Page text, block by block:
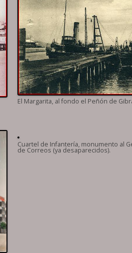
El Margarita, al fondo el Peñón de
Cuartel de Infantería, monumento al
de Correos (ya desaparecidos).